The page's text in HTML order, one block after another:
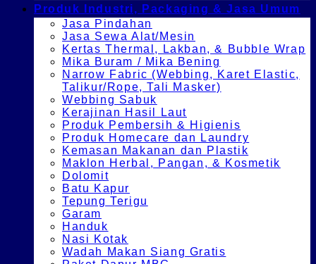
Produk Industri, Packaging & Jasa Umum
Jasa Pindahan
Jasa Sewa Alat/Mesin
Kertas Thermal, Lakban, & Bubble Wrap
Mika Buram / Mika Bening
Narrow Fabric (Webbing, Karet Elastic,
Talikur/Rope, Tali Masker)
Webbing Sabuk
Kerajinan Hasil Laut
Produk Pembersih & Higienis
Produk Homecare dan Laundry
Kemasan Makanan dan Plastik
Maklon Herbal, Pangan, & Kosmetik
Dolomit
Batu Kapur
Tepung Terigu
Garam
Handuk
Nasi Kotak
Wadah Makan Siang Gratis